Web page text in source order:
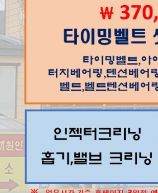
탈거해서 테
환해서 장착
>>스태너 확인
토래쉬 의심>>
압축압력 점검
오토래쉬로 진
브이상시 헤드